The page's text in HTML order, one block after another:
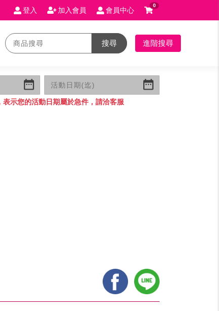
登入 加入會員 會員中心
0
搜尋 進階搜尋
示您的活動日期屬於急件，請洽客服